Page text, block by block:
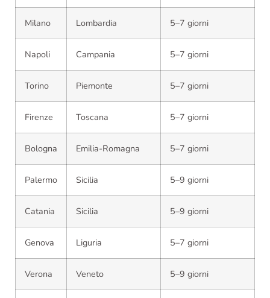
Milano Lombardia 5–7 giorni
Napoli Campania 5–7 giorni
Torino Piemonte 5–7 giorni
Firenze Toscana 5–7 giorni
Bologna Emilia-Romagna 5–7 giorni
Palermo Sicilia 5–9 giorni
Catania Sicilia 5–9 giorni
Genova Liguria 5–7 giorni
Verona Veneto 5–9 giorni